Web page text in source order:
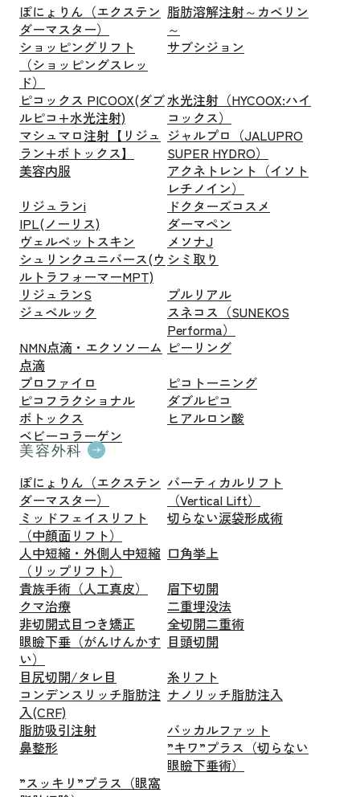
ぽにょりん（エクステン
ダーマスター）
脂肪溶解注射～カベリン
～
ショッピングリフト
（ショッピングスレッ
ド）
サブシジョン
ピコックス PICOOX(ダブ
ルピコ+水光注射)
水光注射（HYCOOX:ハイ
コックス）
マシュマロ注射【リジュ
ラン+ボトックス】
ジャルプロ（JALUPRO
SUPER HYDRO）
美容内服
アクネトレント（イソト
レチノイン）
リジュランi
ドクターズコスメ
IPL(ノーリス)
ダーマペン
ヴェルベットスキン
メソナJ
シュリンクユニバース(ウ
ルトラフォーマーMPT)
シミ取り
リジュランS
プルリアル
ジュベルック
スネコス（SUNEKOS
Performa）
NMN点滴・エクソソーム
点滴
ピーリング
プロファイロ
ピコトーニング
ピコフラクショナル
ダブルピコ
ボトックス
ヒアルロン酸
ベビーコラーゲン
美容外科
ぽにょりん（エクステン
ダーマスター）
バーティカルリフト
（Vertical Lift）
ミッドフェイスリフト
（中顔面リフト）
切らない涙袋形成術
人中短縮・外側人中短縮
（リップリフト）
口角挙上
貴族手術（人工真皮）
眉下切開
クマ治療
二重埋没法
非切開式目つき矯正
全切開二重術
眼瞼下垂（がんけんかす
い）
目頭切開
目尻切開/タレ目
糸リフト
コンデンスリッチ脂肪注
入(CRF)
ナノリッチ脂肪注入
脂肪吸引注射
バッカルファット
鼻整形
”キワ”プラス（切らない
眼瞼下垂術）
”スッキリ”プラス（眼窩